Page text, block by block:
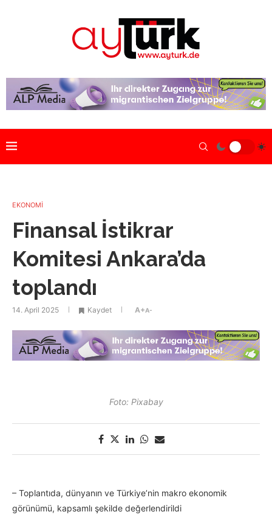
EKONOMİ
Finansal İstikrar
Komitesi Ankara’da
toplandı
14. April 2025 Kaydet A+A-
Foto: Pixabay
– Toplantıda, dünyanın ve Türkiye’nin makro ekonomik
görünümü, kapsamlı şekilde değerlendirildi